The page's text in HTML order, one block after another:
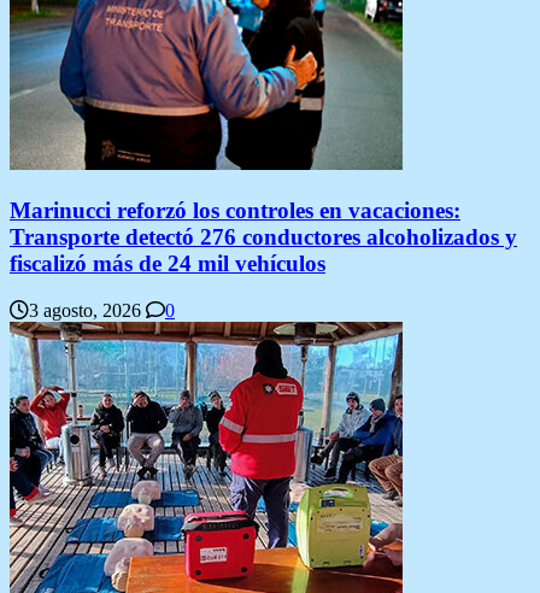
Marinucci reforzó los controles en vacaciones:
Transporte detectó 276 conductores alcoholizados y
fiscalizó más de 24 mil vehículos
3 agosto, 2026 0